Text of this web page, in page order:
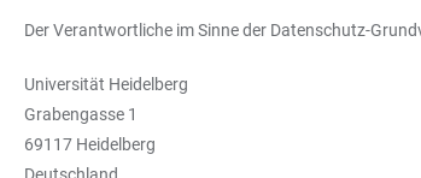
Der Verantwortliche im Sinne der Datenschutz-
Universität Heidelberg
Grabengasse 1
69117 Heidelberg